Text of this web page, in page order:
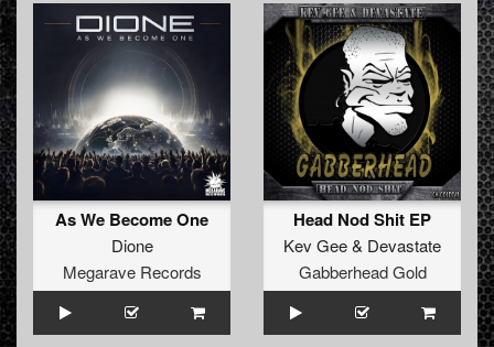
As We Become One
Dione
Megarave Records
Head Nod Shit EP
Kev Gee& Devastate
Gabberhead Gold